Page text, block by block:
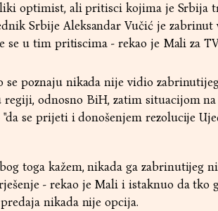
optimist, ali pritisci kojima je Srbija
Srbije Aleksandar Vučić je zabrinut
se u tim pritiscima - rekao je Mali za
se poznaju nikada nije vidio
odnosno BiH, zatim situacijom
se prijeti i donošenjem rezolucije
toga kažem, nikada ga zabrinutijeg
- rekao je Mali i istaknuo da tko
nikada nije opcija.